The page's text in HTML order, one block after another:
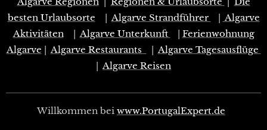
besten Urlaubsorte
Algarve Strandführer
Algarve
Aktivitäten| Algarve Unterkunft
Ferienwohnung
Algarve
Algarve Restaurants
Algarve Tagesausflüge
Algarve Reisen
Willkommen bei www.PortugalExpert.de